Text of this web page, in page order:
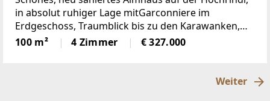
in absolut ruhiger Lage mitGarconniere im
Erdgeschoss, Traumblick bis zu den Karawanken,
Sonnenlage, hierscheint den ganzen Tag die Sonne,
über der Nebelgrenze, in 1600m Seehöhegelegen,
100 m² 4 Zimmer € 327.000
Weiter